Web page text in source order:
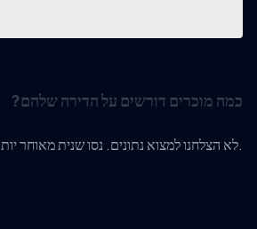
כמה מוכרים דורשים על הדירה שלהם?
לא הצלחנו למצוא נתונים. נסו שנית מאוחר יותר או צרו איתנו קשר.